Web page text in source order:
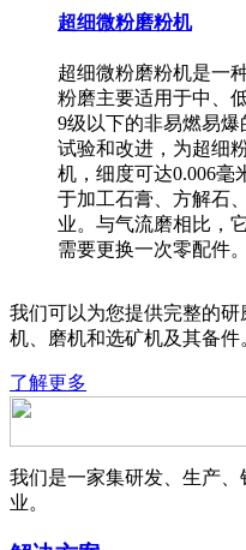
超细微粉磨粉机
超细微粉磨粉机是一
粉磨主要适用于中、
9级以下的非易燃易
试验和改进，为超细
机，细度可达0.006毫
于加工石膏、方解石
业。与气流磨相比，
需要更换一次零配件
我们可以为您提供完整的
机、磨机和选矿机及其备件
了解更多
我们是一家集研发、生产
业。